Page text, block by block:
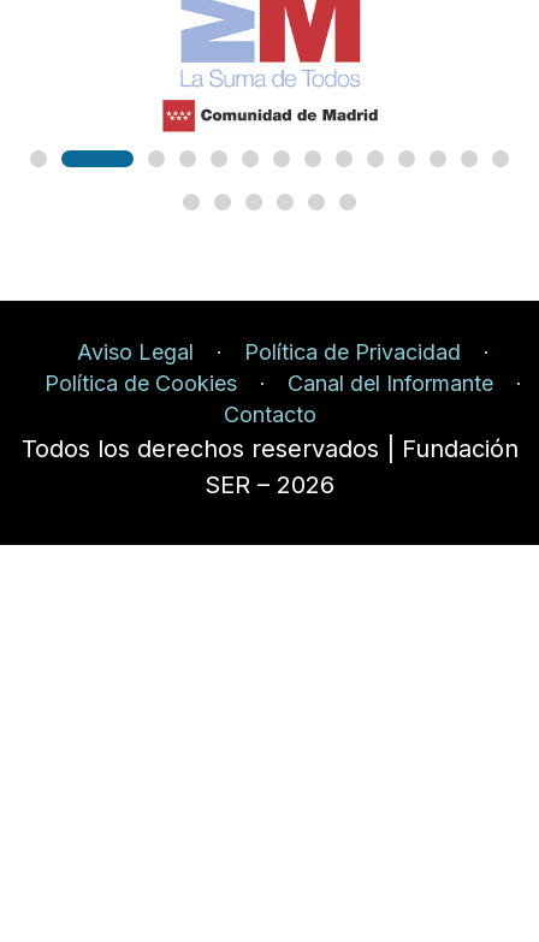
Aviso Legal
Política de Privacidad
Política de Cookies
Canal del Informante
Contacto
Todos los derechos reservados | Fundación
SER – 2026